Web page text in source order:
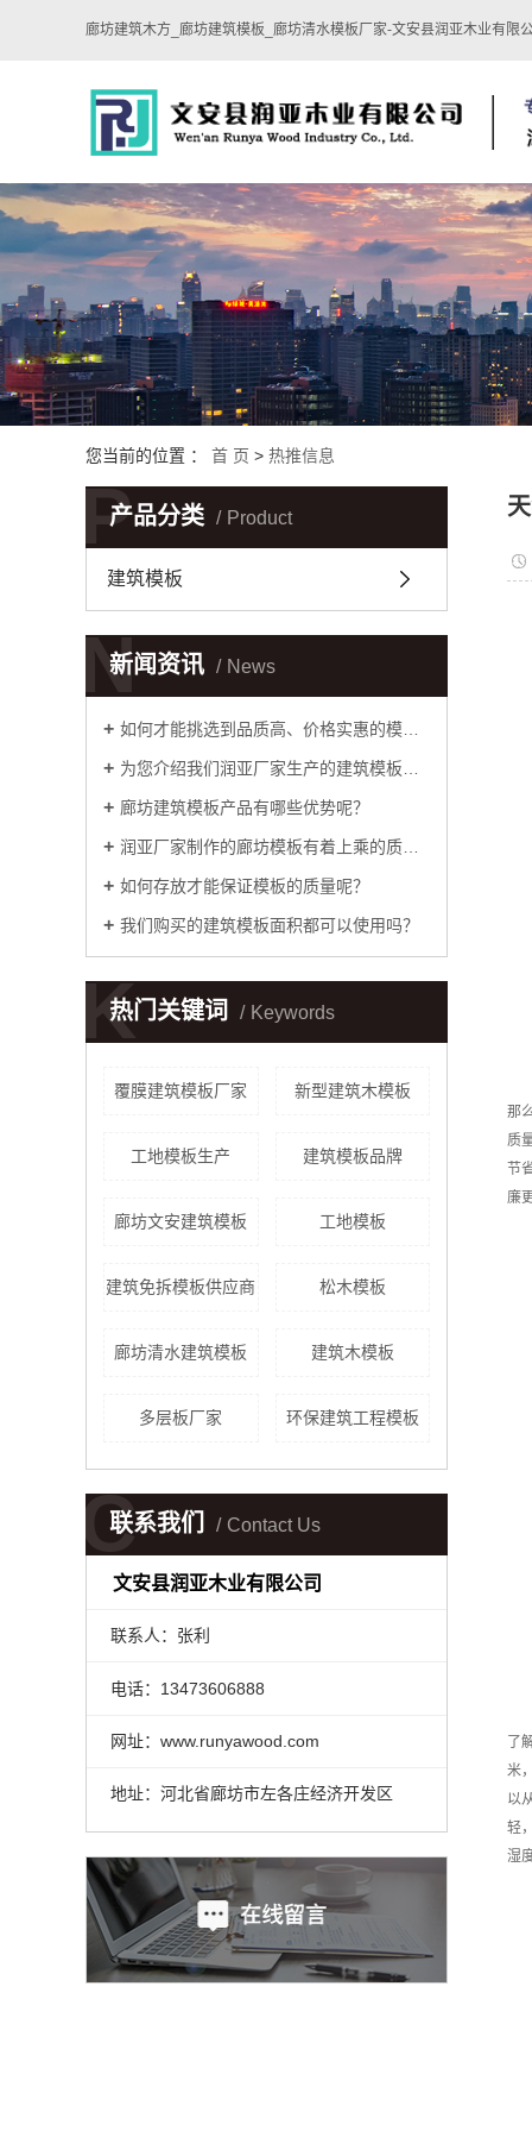
廊坊建筑木方_廊坊建筑模板_廊坊清水模板厂家-文安县润亚木业有限
您当前的位置 ： 首 页 > 热推信息
产品分类 Product
P
建筑模板
新闻资讯 News
N
如何才能挑选到品质高、价格实惠的模板呢？
为您介绍我们润亚厂家生产的建筑模板优势
廊坊建筑模板产品有哪些优势呢？
润亚厂家制作的廊坊模板有着上乘的质量！
如何存放才能保证模板的质量呢？
我们购买的建筑模板面积都可以使用吗？
热门关键词 Keywords
K
覆膜建筑模板厂家 新型建筑木模板
工地模板生产 建筑模板品牌
廊坊文安建筑模板 工地模板
建筑免拆模板供应商 松木模板
廊坊清水建筑模板 建筑木模板
多层板厂家 环保建筑工程模板
联系我们 Contact Us
C
文安县润亚木业有限公司
联系人：张利
电话：13473606888
网址：www.runyawood.com
地址：河北省廊坊市左各庄经济开发区
那
质
节
廉
了
米
以
轻
湿